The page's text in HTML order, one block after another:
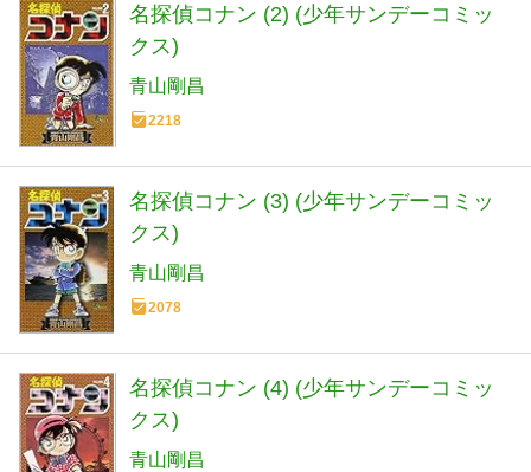
名探偵コナン (2) (少年サンデーコミッ
クス)
青山剛昌
2218
名探偵コナン (3) (少年サンデーコミッ
クス)
青山剛昌
2078
名探偵コナン (4) (少年サンデーコミッ
クス)
青山剛昌